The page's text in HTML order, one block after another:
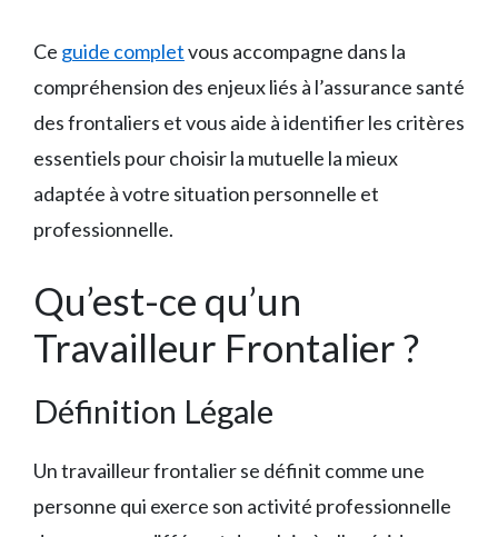
Ce guide completvous accompagne dans la
compréhension des enjeux liés à l’assurance santé
des frontaliers et vous aide à identifier les critères
essentiels pour choisir la mutuelle la mieux
adaptée à votre situation personnelle et
professionnelle.
Qu’est-ce qu’un
Travailleur Frontalier ?
Définition Légale
Un travailleur frontalier se définit comme une
personne qui exerce son activité professionnelle